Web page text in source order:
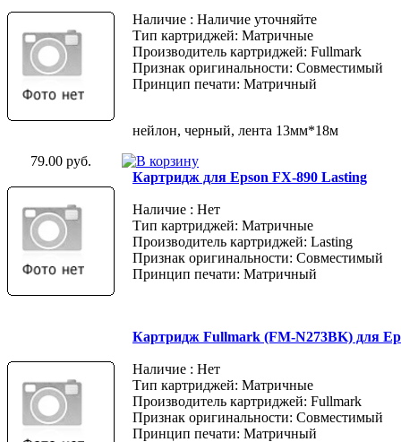
Наличие : Наличие уточняйте
Тип картриджей: Матричные
Производитель картриджей: Fullmark
Признак оригинальности: Совместимый
Принцип печати: Матричный
нейлон, черный, лента 13мм*18м
79.00 руб.
Картридж для Epson FX-890 Lasting
Наличие : Нет
Тип картриджей: Матричные
Производитель картриджей: Lasting
Признак оригинальности: Совместимый
Принцип печати: Матричный
Картридж Fullmark (FM-N273BK) для
Наличие : Нет
Тип картриджей: Матричные
Производитель картриджей: Fullmark
Признак оригинальности: Совместимый
Принцип печати: Матричный